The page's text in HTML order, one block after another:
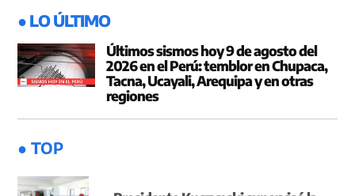
● LO ÚLTIMO
Últimos sismos hoy 9 de agosto del
2026 en el Perú: temblor en Chupaca,
Tacna, Ucayali, Arequipa y en otras
regiones
● TOP